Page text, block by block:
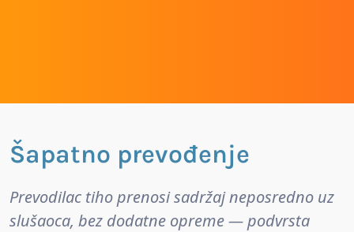
Šapatno prevođenje
Prevodilac tiho prenosi sadržaj neposredno uz
slušaoca, bez dodatne opreme — podvrsta